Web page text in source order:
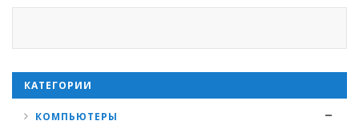
КАТЕГОРИИ
КОМПЬЮТЕРЫ